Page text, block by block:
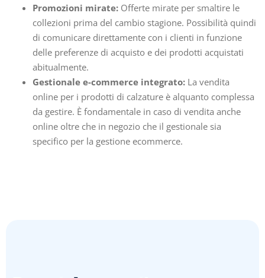
Promozioni mirate: Offerte mirate per smaltire le
collezioni prima del cambio stagione. Possibilità quindi
di comunicare direttamente con i clienti in funzione
delle preferenze di acquisto e dei prodotti acquistati
abitualmente.
Gestionale e-commerce integrato: La vendita
online per i prodotti di calzature è alquanto complessa
da gestire. È fondamentale in caso di vendita anche
online oltre che in negozio che il gestionale sia
specifico per la gestione ecommerce.